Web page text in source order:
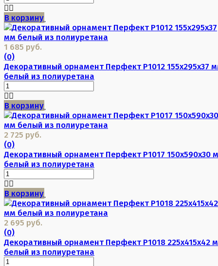
В корзину
1 685 руб.
(0)
Декоративный орнамент Перфект P1012 155х295х37
белый из полиуретана
В корзину
2 725 руб.
(0)
Декоративный орнамент Перфект P1017 150х590х30
белый из полиуретана
В корзину
2 695 руб.
(0)
Декоративный орнамент Перфект P1018 225х415х42
белый из полиуретана